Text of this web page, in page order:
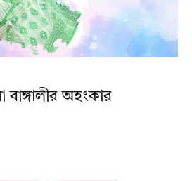
অহংকার